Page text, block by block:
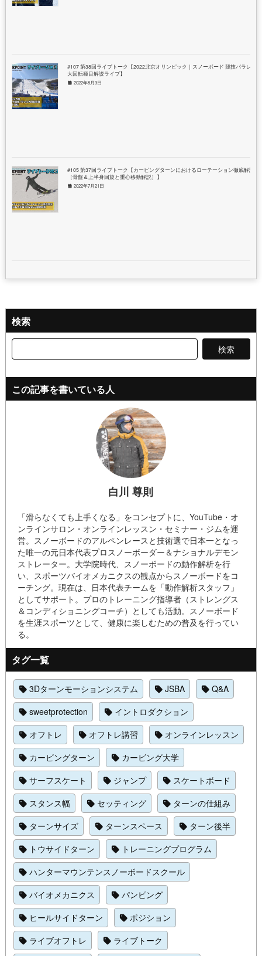
#107 第38回ライブトーク【2022北京オリンピック｜スノーボード 競技パラレル
大回転種目解説ライブ】
2022年8月3日
#105 第37回ライブトーク【カービングターンにおけるローテーション徹底解説
［骨盤＆上半身回旋と重心移動解説］】
2022年7月21日
検索
この記事を書いている人
白川 尊則
「滑らなくても上手くなる」をコンセプトに、YouTube・オ
ンラインサロン・オンラインレッスン・セミナー・ジムを運
営。スノーボードのアルペンレースと技術選で日本一となっ
た唯一の元日本代表プロスノーボーダー＆ナショナルデモン
ストレーター。大学院時代、スノーボードの動作解析を行
い、スポーツバイオメカニクスの観点からスノーボードをコ
ーチング。現在は、日本代表チームを「動作解析スタッフ」
としてサポート。プロのトレーニング指導者（ストレングス
＆コンディショニングコーチ）としても活動。スノーボード
を生涯スポーツとして、健康に楽しむための普及を行ってい
る。
タグ一覧
3Dターンモーションシステム JSBA
Q&A
sweetprotection
イントロダクション
オフトレ
オフトレ講習
オンラインレッスン
カービングターン
カービング大学
サーフスケート
ジャンプ
スケートボード
スタンス幅
セッティング
ターンの仕組み
ターンサイズ
ターンスペース
ターン後半
トウサイドターン
トレーニングプログラム
ハンターマウンテンスノーボードスクール
バイオメカニクス
パンピング
ヒールサイドターン
ポジション
ライブオフトレ
ライブトーク